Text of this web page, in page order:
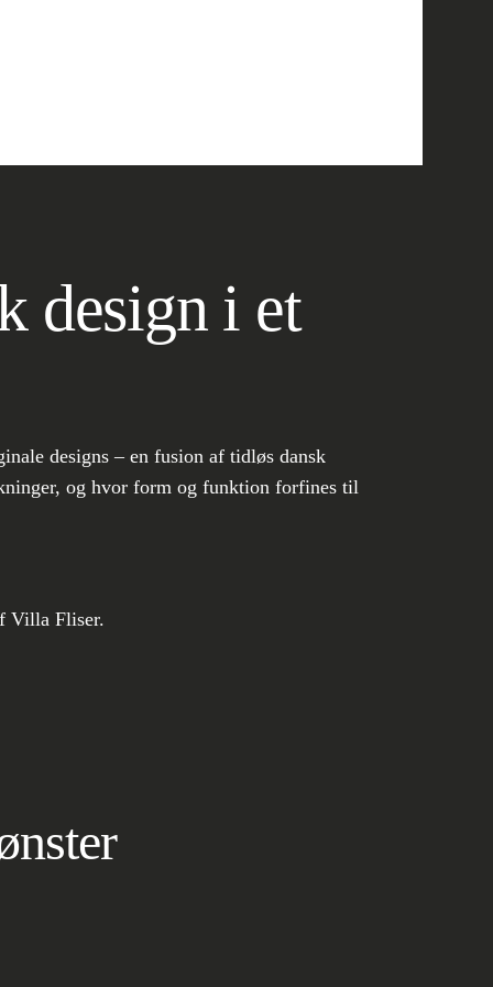
design i et
designs – en fusion af tidløs dansk
og hvor form og funktion forfines til